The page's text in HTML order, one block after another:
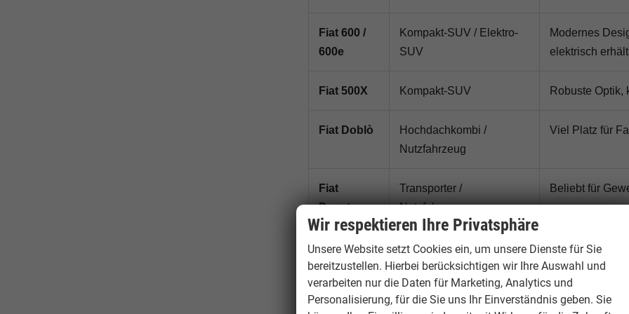
Fiat 600 /
600e
Kompakt-SUV / Elektro-
SUV
Modernes
elektrisch
Fiat 500X Kompakt-SUV Robuste Optik,
Fiat Doblò
Hochdachkombi /
Nutzfahrzeug
Viel Platz für
Fiat
Ducato
Transporter /
Nutzfahrzeug
Beliebt für
Fiat Reimport: Für wen lohnt sich das?
Ein Fiat Reimport
lohnt sich besonders für Käufer, die
Wir respektieren Ihre Privatsphäre
Unsere Website setzt Cookies ein, um unsere Dienste für Sie
bereitzustellen. Hierbei berücksichtigen wir Ihre Auswahl und
verarbeiten nur die Daten für Marketing, Analytics und
Personalisierung, für die Sie uns Ihr Einverständnis geben. Sie